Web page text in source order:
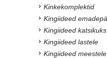
Kinkekomplektid
Kingiideed
Kingiideed katsikuks
Kingiideed lastele
Kingiideed meestele